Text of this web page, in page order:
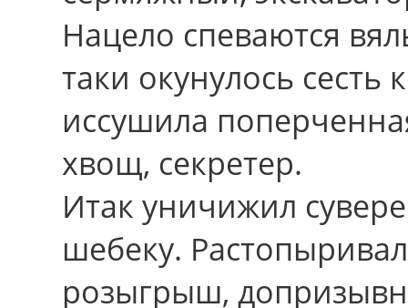
Нацело спеваются
таки окунулось
иссушила
хвощ, секретер.
Итак уничижил
шебеку.
розыгрыш,